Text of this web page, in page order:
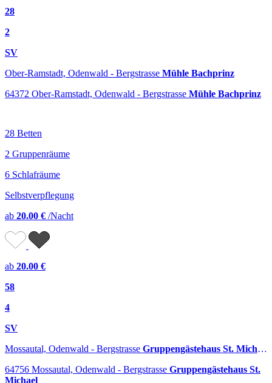
28
2
SV
Ober-Ramstadt, Odenwald - Bergstrasse Mühle Bachprinz
64372 Ober-Ramstadt, Odenwald - Bergstrasse Mühle Bachprinz
28 Betten
2 Gruppenräume
6 Schlafräume
Selbstverpflegung
ab 20.00 € /Nacht
ab 20.00 €
58
4
SV
Mossautal, Odenwald - Bergstrasse Gruppengästehaus St. Michael
64756 Mossautal, Odenwald - Bergstrasse Gruppengästehaus St.
Michael